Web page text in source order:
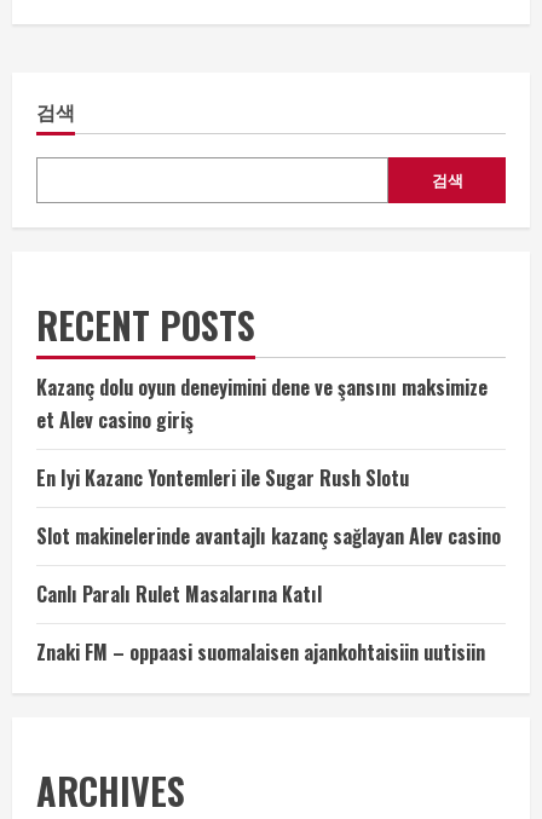
검색
검색
RECENT POSTS
Kazanç dolu oyun deneyimini dene ve şansını maksimize
et Alev casino giriş
En Iyi Kazanc Yontemleri ile Sugar Rush Slotu
Slot makinelerinde avantajlı kazanç sağlayan Alev casino
Canlı Paralı Rulet Masalarına Katıl
Znaki FM – oppaasi suomalaisen ajankohtaisiin uutisiin
ARCHIVES